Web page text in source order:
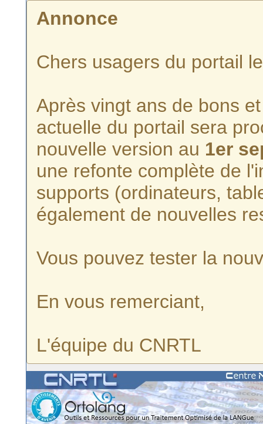
Annonce
Chers usagers du portail
Après vingt ans de bons
actuelle du portail sera
nouvelle version au 1er
une refonte complète de
supports (ordinateurs,
également de nouvelles
Vous pouvez tester la
En vous remerciant,
L'équipe du CNRTL